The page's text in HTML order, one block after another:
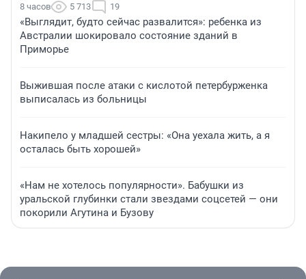
8 часов 5 713 19
«Выглядит, будто сейчас развалится»: ребенка из
Австралии шокировало состояние зданий в
Приморье
Выжившая после атаки с кислотой петербурженка
выписалась из больницы
Накипело у младшей сестры: «Она уехала жить, а я
осталась быть хорошей»
«Нам не хотелось популярности». Бабушки из
уральской глубинки стали звездами соцсетей — они
покорили Агутина и Бузову